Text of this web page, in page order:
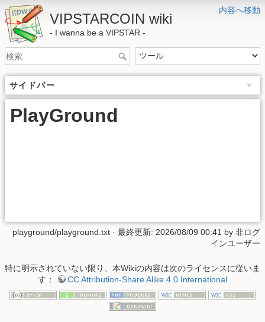
内容へ移動
VIPSTARCOIN wiki
- I wanna be a VIPSTAR -
サイドバー
PlayGround
playground/playground.txt · 最終更新: 2026/08/09 00:41 by 非ログ
インユーザー
特に明示されていない限り、本Wikiの内容は次のライセンスに従いま
す：
CC Attribution-Share Alike 4.0 International